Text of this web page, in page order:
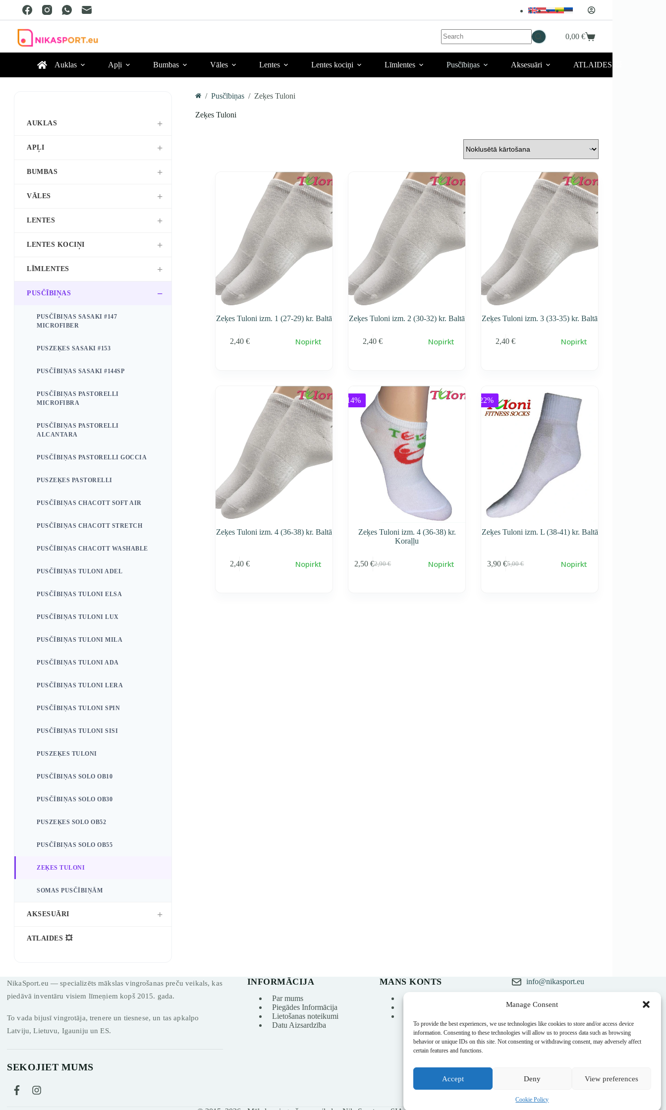
Manage Consent
To provide the best experiences, we use technologies like cookies to store and/or access device
information. Consenting to these technologies will allow us to process data such as browsing
behavior or unique IDs on this site. Not consenting or withdrawing consent, may adversely affect
certain features and functions.
Accept Deny View preferences
Cookie Policy
content
No
results
Iepirkumu
0,00€
Auklas Apļi Bumbas Vāles Lentes Lentes kociņi Līmlentes Pusčībiņas Aksesuāri ATLAIDES 💥
/ Pusčībiņas / Zeķes Tuloni
Zeķes Tuloni
Zeķes Tuloni izm. 1 (27-29) kr. Baltā
2,40 € Nopirkt
Zeķes Tuloni izm. 2 (30-32) kr. Baltā
2,40€ Nopirkt
Zeķes Tuloni izm. 3 (33-35) kr. Baltā
2,40€ Nopirkt
Zeķes Tuloni izm. 4 (36-38) kr. Baltā
2,40 € Nopirkt
-14%
Zeķes Tuloni izm. 4 (36-38) kr.
Koraļļu
2,90€
Первоначальная
2,50€Текущая
Nopirkt
-22%
Zeķes Tuloni izm. L (38-41) kr. Baltā
5,00€
Первоначальная
3,90€Текущая
Nopirkt
AUKLAS
APĻI
BUMBAS
VĀLES
LENTES
LENTES KOCIŅI
LĪMLENTES
PUSČĪBIŅAS
PUSČĪBIŅAS SASAKI #147
MICROFIBER
PUSZEĶES SASAKI #153
PUSČĪBIŅAS SASAKI #144SP
PUSČĪBIŅAS PASTORELLI
MICROFIBRA
PUSČĪBIŅAS PASTORELLI
ALCANTARA
PUSČĪBIŅAS PASTORELLI GOCCIA
PUSZEĶES PASTORELLI
PUSČĪBIŅAS CHACOTT SOFT AIR
PUSČĪBIŅAS CHACOTT STRETCH
PUSČĪBIŅAS CHACOTT WASHABLE
PUSČĪBIŅAS TULONI ADEL
PUSČĪBIŅAS TULONI ELSA
PUSČĪBIŅAS TULONI LUX
PUSČĪBIŅAS TULONI MILA
PUSČĪBIŅAS TULONI ADA
PUSČĪBIŅAS TULONI LERA
PUSČĪBIŅAS TULONI SPIN
PUSČĪBIŅAS TULONI SISI
PUSZEĶES TULONI
PUSČĪBIŅAS SOLO OB10
PUSČĪBIŅAS SOLO OB30
PUSZEĶES SOLO OB52
PUSČĪBIŅAS SOLO OB55
ZEĶES TULONI
SOMAS PUSČĪBIŅĀM
AKSESUĀRI
ATLAIDES 💥
NikaSport.eu — specializēts mākslas vingrošanas preču veikals, kas
piedāvā inventāru visiem līmeņiem kopš 2015. gada.
To vada bijusī vingrotāja, trenere un tiesnese, un tas apkalpo
Latviju, Lietuvu, Igauniju un ES.
SEKOJIET MUMS
INFORMĀCIJA
Par mums
Piegādes Informācija
Lietošanas noteikumi
Datu Aizsardzība
MANS KONTS info@nikasport.eu
@nikasport.eu